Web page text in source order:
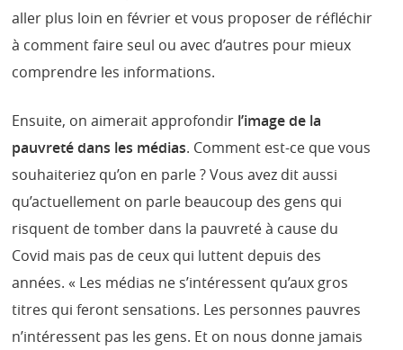
aller plus loin en février et vous proposer de réfléchir
à comment faire seul ou avec d’autres pour mieux
comprendre les informations.
Ensuite, on aimerait approfondir l’image de la
pauvreté dans les médias. Comment est-ce que vous
souhaiteriez qu’on en parle ? Vous avez dit aussi
qu’actuellement on parle beaucoup des gens qui
risquent de tomber dans la pauvreté à cause du
Covid mais pas de ceux qui luttent depuis des
années. « Les médias ne s’intéressent qu’aux gros
titres qui feront sensations. Les personnes pauvres
n’intéressent pas les gens. Et on nous donne jamais